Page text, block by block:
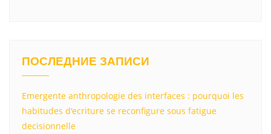
ПОСЛЕДНИЕ ЗАПИСИ
Emergente anthropologie des interfaces : pourquoi les
habitudes d'ecriture se reconfigure sous fatigue
decisionnelle